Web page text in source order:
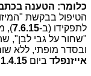
כלומר: הטענה בכתב
הטיפול בבקשת
לתפקידו (ב-7.6.15
),
"שחור על גבי לבן",
ובסדר מופתי, ללא
אייזנפלדביום 1.4.15